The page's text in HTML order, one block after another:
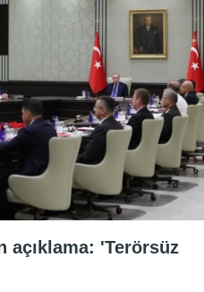
açıklama: 'Terörsüz